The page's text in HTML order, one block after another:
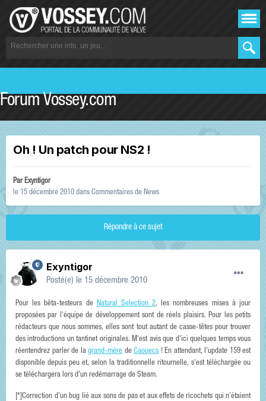
Forum Vossey.com
Oh ! Un patch pour NS2 !
ParExyntigor
le 15 décembre 2010 dans Commentaires de News
Répondre à ce sujet
Exyntigor
Posté(e) le 15 décembre 2010
Pour les bêta-testeurs de Natural Selection 2, les nombreuses mises à jour
proposées par l'équipe de développement sont de réels plaisirs. Pour les petits
rédacteurs que nous sommes, elles sont tout autant de casse-têtes pour trouver
des introductions un tantinet originales. M'est avis que d'ici quelques temps vous
réentendrez parler de la grand-mère de Caouecs ! En attendant, l'update 159 est
disponible depuis peu et, selon la traditionnelle ritournelle, s'est téléchargée ou
se téléchargera lors d'un redémarrage de Steam.
[*]Correction d'un bug lié aux sons de pas et aux effets de ricochets qui n'étaient